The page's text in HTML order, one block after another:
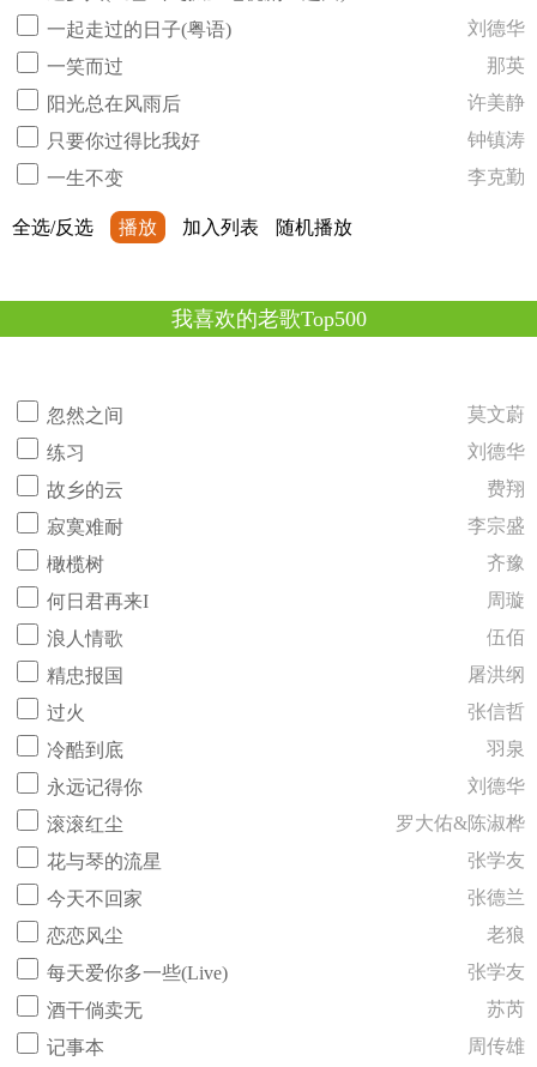
一起走过的日子(粤语)
刘德华
一笑而过
那英
阳光总在风雨后
许美静
只要你过得比我好
钟镇涛
一生不变
李克勤
全选/反选 播放 加入列表 随机播放
我喜欢的老歌Top500
忽然之间
莫文蔚
练习
刘德华
故乡的云
费翔
寂寞难耐
李宗盛
橄榄树
齐豫
何日君再来I
周璇
浪人情歌
伍佰
精忠报国
屠洪纲
过火
张信哲
冷酷到底
羽泉
永远记得你
刘德华
滚滚红尘
罗大佑&陈淑桦
花与琴的流星
张学友
今天不回家
张德兰
恋恋风尘
老狼
每天爱你多一些(Live)
张学友
酒干倘卖无
苏芮
记事本
周传雄